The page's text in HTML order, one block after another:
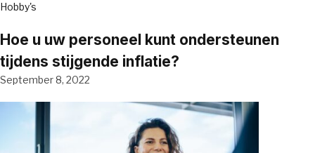
Hobby's
Hoe u uw personeel kunt ondersteunen
tijdens stijgende inflatie?
September 8, 2022